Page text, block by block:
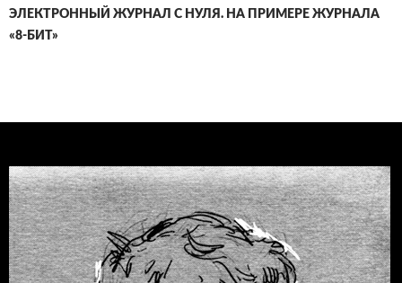
ЭЛЕКТРОННЫЙ ЖУРНАЛ С НУЛЯ. НА ПРИМЕРЕ ЖУРНАЛА
«8-БИТ»